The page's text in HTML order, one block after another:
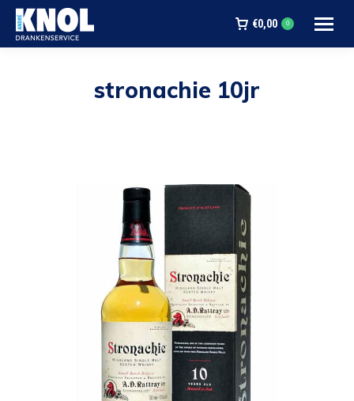
€0,00 0
stronachie 10jr